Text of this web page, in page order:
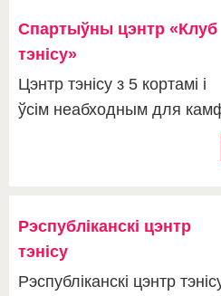
Спартыўны цэнтр «Клуб
тэнісу»
Цэнтр тэнісу з 5 кортамі і
ўсім неабходным для
Рэспубліканскі цэнтр
тэнісу
Рэспубліканскі цэнтр